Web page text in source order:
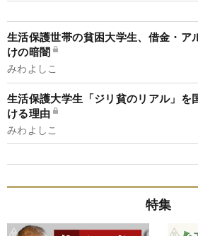
生活保護世帯の貧困大学生、借金・ア
けの暗闇
みわよしこ
生活保護大学生「ジリ貧のリアル」を
ける理由
みわよしこ
特集